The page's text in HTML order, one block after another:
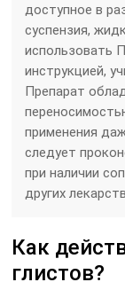
доступное в
суспензия,
использовать
инструкцией,
Препарат
применения
следует
при наличии
других
Как
глистов?